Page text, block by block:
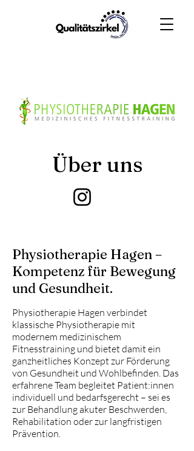
Über uns
Physiotherapie Hagen –
Kompetenz für Bewegung
und Gesundheit.
Physiotherapie Hagen verbindet
klassische Physiotherapie mit
modernem medizinischem
Fitnesstraining und bietet damit ein
ganzheitliches Konzept zur Förderung
von Gesundheit und Wohlbefinden. Das
erfahrene Team begleitet Patient:innen
individuell und bedarfsgerecht – sei es
zur Behandlung akuter Beschwerden,
Rehabilitation oder zur langfristigen
Prävention.